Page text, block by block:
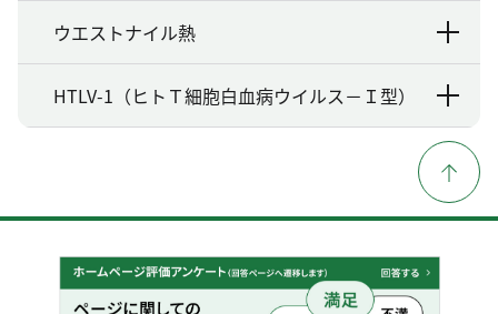
ウエストナイル熱
HTLV-1（ヒトＴ細胞白血病ウイルス－Ｉ型）